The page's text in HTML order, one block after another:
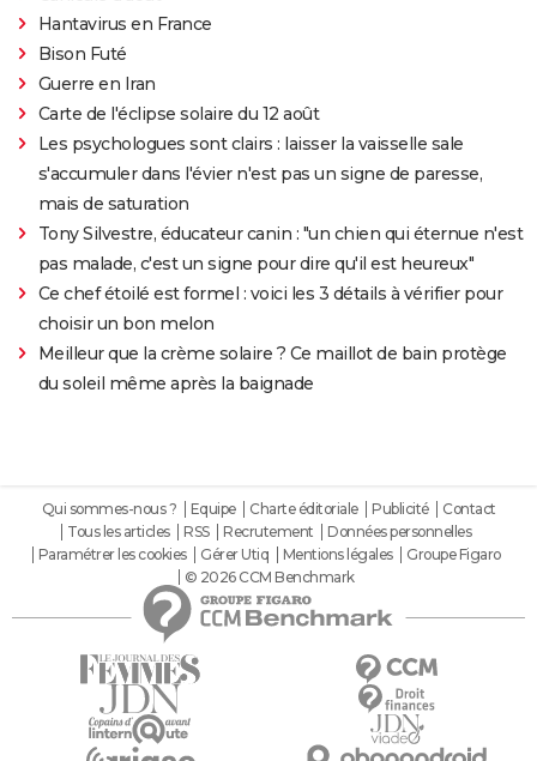
Hantavirus en France
Bison Futé
Guerre en Iran
Carte de l'éclipse solaire du 12 août
Les psychologues sont clairs : laisser la vaisselle sale
s'accumuler dans l'évier n'est pas un signe de paresse,
mais de saturation
Tony Silvestre, éducateur canin : "un chien qui éternue n'est
pas malade, c'est un signe pour dire qu'il est heureux"
Ce chef étoilé est formel : voici les 3 détails à vérifier pour
choisir un bon melon
Meilleur que la crème solaire ? Ce maillot de bain protège
du soleil même après la baignade
Qui sommes-nous ? Equipe Charte éditoriale Publicité
Contact
Tous les articles
RSS Recrutement
Données personnelles
Paramétrer les cookies
Gérer Utiq Mentions légales
Groupe Figaro
© 2026 CCM Benchmark